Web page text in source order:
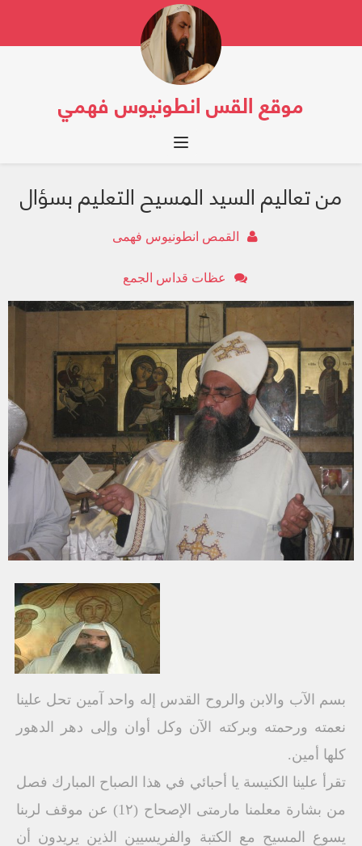
موقع القس انطونيوس فهمي
Toggle navigation
من تعاليم السيد المسيح التعليم بسؤال
القمص انطونيوس فهمى
عظات قداس الجمع
بسم الآب والابن والروح القدس إله واحد آمين تحل علينا
نعمته ورحمته وبركته الآن وكل أوان وإلى دهر الدهور
كلها أمين.
تقرأ علينا الكنيسة يا أحبائي في هذا الصباح المبارك فصل
من بشارة معلمنا مارمتى الإصحاح (1٢) عن موقف لربنا
يسوع المسيح مع الكتبة والفريسيين الذين يريدون أن